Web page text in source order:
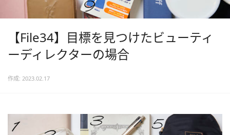
【File34】目標を見つけたビューティ
ーディレクターの場合
作成: 2023.02.17